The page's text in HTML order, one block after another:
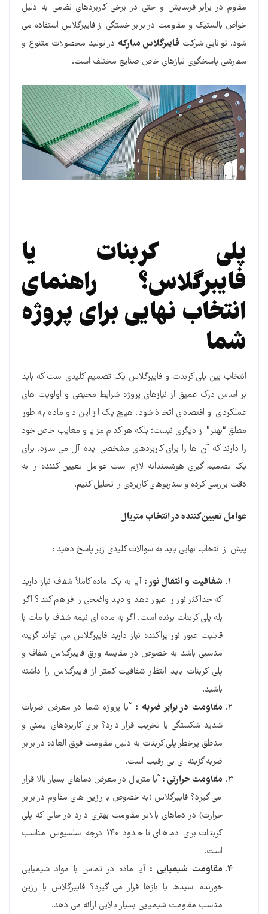
مقاوم در برابر فرسایش و حتی در برخی کاربردهای نظامی به دلیل
خواص بالستیک و مقاومت در برابر خستگی از فایبرگلاس استفاده می
شود. توانایی شرکت فایبرگلاس مبارکه در تولید محصولات متنوع و
سفارشی پاسخگوی نیازهای خاص صنایع مختلف است.
پلی کربنات یا
فایبرگلاس؟ راهنمای
انتخاب نهایی برای پروژه
شما
انتخاب بین پلی کربنات و فایبرگلاس یک تصمیم کلیدی است که باید
بر اساس درک عمیق از نیازهای پروژه شرایط محیطی و اولویت های
عملکردی و اقتصادی اتخاذ شود. هیچ یک از این دو ماده به طور
مطلق “بهتر” از دیگری نیست؛ بلکه هر کدام مزایا و معایب خاص خود
را دارند که آن ها را برای کاربردهای مشخصی ایده آل می سازد. برای
یک تصمیم گیری هوشمندانه لازم است عوامل تعیین کننده را به
دقت بررسی کرده و سناریوهای کاربردی را تحلیل کنیم.
عوامل تعیین کننده در انتخاب متریال
پیش از انتخاب نهایی باید به سوالات کلیدی زیر پاسخ دهید :
شفافیت و انتقال نور :آیا به یک ماده کاملاً شفاف نیاز دارید
که حداکثر نور را عبور دهد و دید واضحی را فراهم کند؟ اگر
بله پلی کربنات برنده است. اگر به ماده ای نیمه شفاف یا مات با
قابلیت عبور نور پراکنده نیاز دارید فایبرگلاس می تواند گزینه
مناسبی باشد به خصوص در مقایسه ورق فایبرگلاس شفاف و
پلی کربنات باید انتظار شفافیت کمتر از فایبرگلاس را داشته
باشید.
مقاومت در برابر ضربه : آیا پروژه شما در معرض ضربات
شدید شکستگی یا تخریب قرار دارد؟ برای کاربردهای ایمنی و
مناطق پرخطر پلی کربنات به دلیل مقاومت فوق العاده در برابر
ضربه گزینه ای بی رقیب است.
مقاومت حرارتی :آیا متریال در معرض دماهای بسیار بالا قرار
می گیرد؟ فایبرگلاس (به خصوص با رزین های مقاوم در برابر
حرارت) در دماهای بالاتر مقاومت بهتری دارد در حالی که پلی
کربنات برای دماهای تا حدود ۱۴۰ درجه سلسیوس مناسب
است.
مقاومت شیمیایی :آیا ماده در تماس با مواد شیمیایی
خورنده اسیدها یا بازها قرار می گیرد؟ فایبرگلاس با رزین
مناسب مقاومت شیمیایی بسیار بالایی ارائه می دهد.